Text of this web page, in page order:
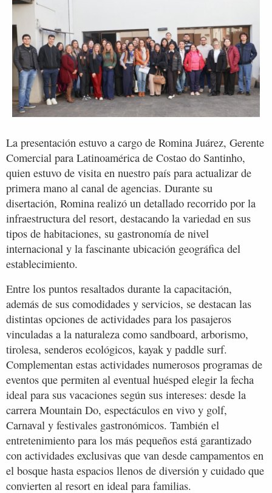
La presentación estuvo a cargo de Romina Juárez, Gerente
Comercial para Latinoamérica de Costao do Santinho,
quien estuvo de visita en nuestro país para actualizar de
primera mano al canal de agencias. Durante su
disertación, Romina realizó un detallado recorrido por la
infraestructura del resort, destacando la variedad en sus
tipos de habitaciones, su gastronomía de nivel
internacional y la fascinante ubicación geográfica del
establecimiento.
Entre los puntos resaltados durante la capacitación,
además de sus comodidades y servicios, se destacan las
distintas opciones de actividades para los pasajeros
vinculadas a la naturaleza como sandboard, arborismo,
tirolesa, senderos ecológicos, kayak y paddle surf.
Complementan estas actividades numerosos programas de
eventos que permiten al eventual huésped elegir la fecha
ideal para sus vacaciones según sus intereses: desde la
carrera Mountain Do, espectáculos en vivo y golf,
Carnaval y festivales gastronómicos. También el
entretenimiento para los más pequeños está garantizado
con actividades exclusivas que van desde campamentos en
el bosque hasta espacios llenos de diversión y cuidado que
convierten al resort en ideal para familias.